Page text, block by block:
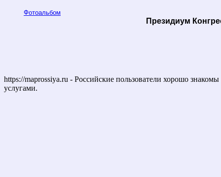
Фотоальбом
Президиум
https://maprossiya.ru - Российские пользователи хорошо
услугами.